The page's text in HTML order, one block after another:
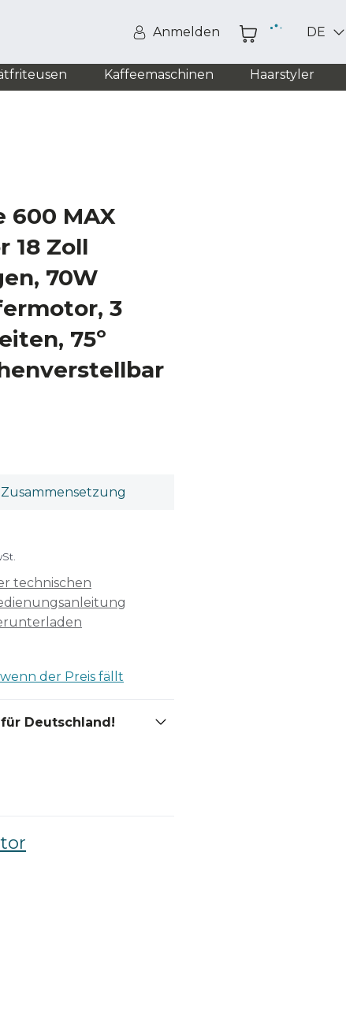
Anmelden DE
Kaffeemaschinen Haarstyler
600 MAX
18 Zoll
70W
3
75º
Zusammensetzung
technischen
der Preis fällt
Deutschland!